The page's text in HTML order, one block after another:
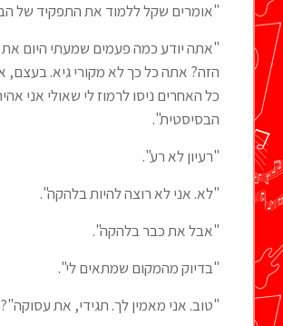
"אומרים שקל ללמוד את התפקיד של
"אתה יודע כמה פעמים שמעתי היום
הזה? אתה כל כך לא מקורי גיא. בעצם,
כל האחרים ניסו לרמוז לי שאולי אני
הבסיסטית".
"רעיון לא רע".
"לא. אני לא רוצה להיות בלהקה".
"אבל את כבר בלהקה".
"בדיוק מהמקום שמתאים לי".
"טוב. אני מאמין לך. תגידי, את עסוקה"?